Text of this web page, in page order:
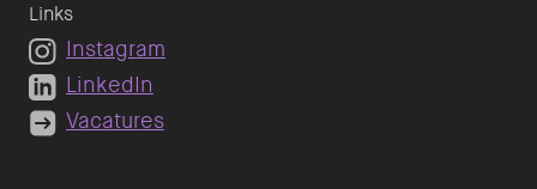
Links
Instagram
LinkedIn
Vacatures